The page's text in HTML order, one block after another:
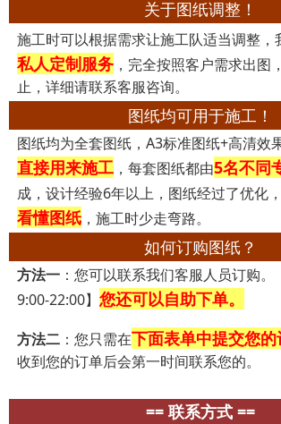
关于图纸调整！
施工时可以根据需求让施工队适当调整，
私人定制服务，完全按照客户需求出图
止，详细请联系客服咨询。
图纸均可用于施工！
图纸均为全套图纸，A3标准图纸+高清效
直接用来施工，每套图纸都由5名不同
成，设计经验6年以上，图纸经过了优化
看懂图纸，施工时少走弯路。
如何订购图纸？
方法一：您可以联系我们客服人员订购。
9:00-22:00】 您还可以自助下单。
方法二：您只需在下面表单中提交您
收到您的订单后会第一时间联系您的。
== 联系方式 ==